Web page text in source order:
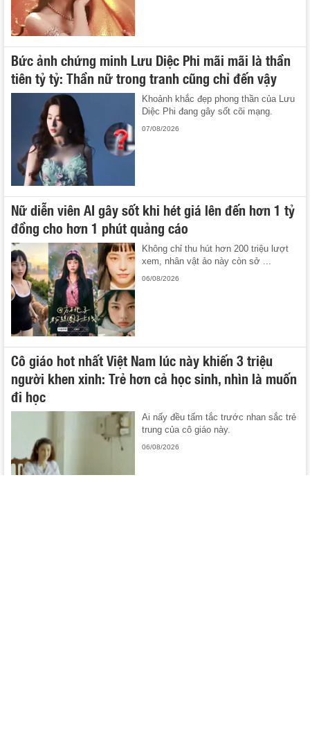
Bức ảnh chứng minh Lưu Diệc Phi mãi mãi là thần
tiên tỷ tỷ: Thần nữ trong tranh cũng chỉ đến vậy
Khoảnh khắc đẹp phong thần của Lưu
Diệc Phi đang gây sốt cõi mạng.
07/08/2026
Nữ diễn viên AI gây sốt khi hét giá lên đến hơn 1 tỷ
đồng cho hơn 1 phút quảng cáo
Không chỉ thu hút hơn 200 triệu lượt
xem, nhân vật ảo này còn sở ...
06/08/2026
Cô giáo hot nhất Việt Nam lúc này khiến 3 triệu
người khen xinh: Trẻ hơn cả học sinh, nhìn là muốn
đi học
Ai nấy đều tấm tắc trước nhan sắc trẻ
trung của cô giáo này.
06/08/2026